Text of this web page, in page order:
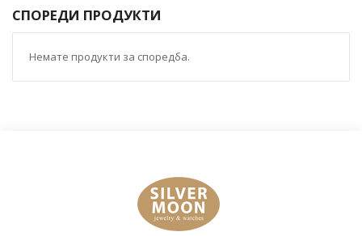
СПОРЕДИ ПРОДУКТИ
Немате продукти за споредба.